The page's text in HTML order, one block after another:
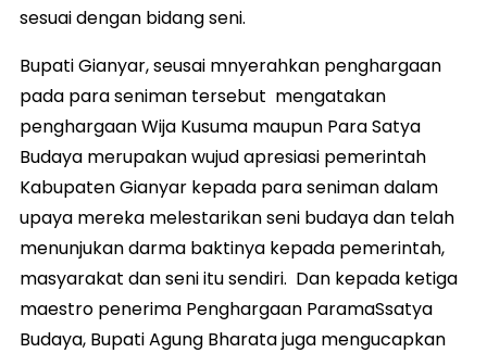
sesuai dengan bidang seni.
Bupati Gianyar, seusai mnyerahkan penghargaan
pada para seniman tersebut mengatakan
penghargaan Wija Kusuma maupun Para Satya
Budaya merupakan wujud apresiasi pemerintah
Kabupaten Gianyar kepada para seniman dalam
upaya mereka melestarikan seni budaya dan telah
menunjukan darma baktinya kepada pemerintah,
masyarakat dan seni itu sendiri. Dan kepada ketiga
maestro penerima Penghargaan ParamaSsatya
Budaya, Bupati Agung Bharata juga mengucapkan